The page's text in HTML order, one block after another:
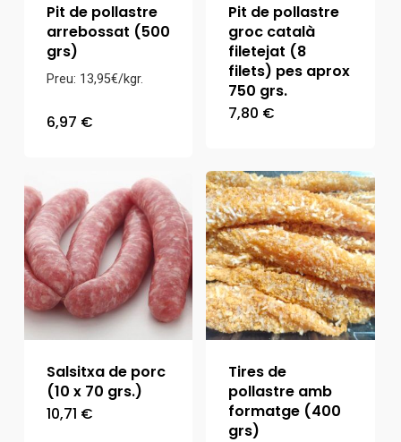
Pit de pollastre
arrebossat (500
grs)
Preu: 13,95€/kgr.
6,97 €
Pit de pollastre
groc català
filetejat (8
filets) pes aprox
750 grs.
7,80 €
Salsitxa de porc
(10 x 70 grs.)
10,71 €
Tires de
pollastre amb
formatge (400
grs)